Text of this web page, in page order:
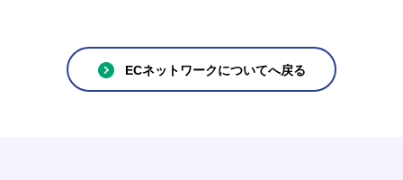
ECネットワークについてへ戻る